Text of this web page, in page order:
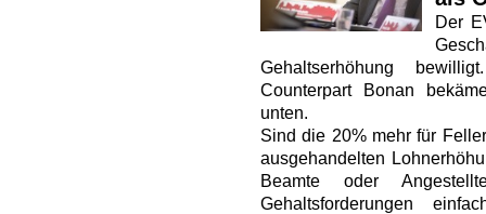
Der
Gehaltserhöhung
Counterpart Bonan
unten.
Sind die 20% mehr für
ausgehandelten
Beamte oder
Gehaltsforderungen